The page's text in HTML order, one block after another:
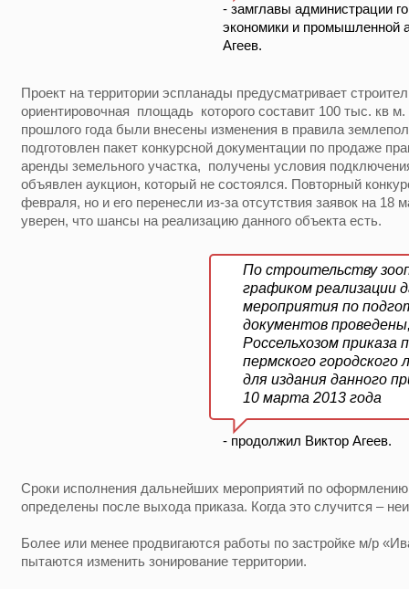
- замглавы администрации
экономики и промышленной
Агеев.
Проект на территории эспланады предусматривает
ориентировочная площадь которого составит 100 тыс. кв
прошлого года были внесены изменения в правила
подготовлен пакет конкурсной документации по продаже
аренды земельного участка, получены условия
объявлен аукцион, который не состоялся. Повторный
февраля, но и его перенесли из-за отсутствия заявок на 18
уверен, что шансы на реализацию данного объекта есть.
По строительству
графиком реализации
мероприятия по
документов
Россельхозом приказа
пермского
для издания данного
10 марта 2013 года
- продолжил Виктор Агеев.
Сроки исполнения дальнейших мероприятий по
определены после выхода приказа. Когда это случится –
Более или менее продвигаются работы по застройке м/р
пытаются изменить зонирование территории.